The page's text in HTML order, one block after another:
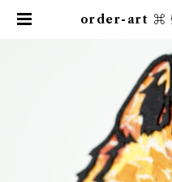
order-art ⌘ 柴